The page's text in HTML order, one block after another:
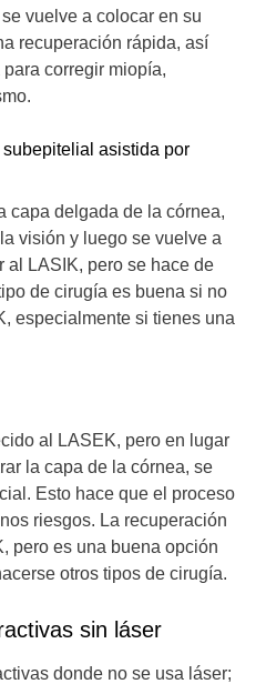
vuelve a colocar en su
recuperación rápida, así
corregir miopía,
asistida por
capa delgada de la córnea,
visión y luego se vuelve a
al LASIK, pero se hace de
de cirugía es buena si no
especialmente si tienes una
al LASEK, pero en lugar
la capa de la córnea, se
Esto hace que el proceso
riesgos. La recuperación
pero es una buena opción
otros tipos de cirugía.
sin láser
donde no se usa láser;